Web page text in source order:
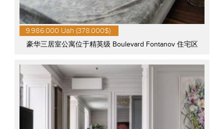
9.986.000 Uah (378.000$)
豪华三居室公寓位于精英级 Boulevard Fontanov 住宅区